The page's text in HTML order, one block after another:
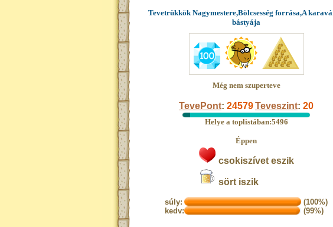
Tevetrükkök Nagymestere,Bölcsesség forrása,A
bástyája
Még nem szuperteve
TevePont: 24579Teveszint: 20
Helye a toplistában:5496
Éppen
csokiszívet eszik
sört iszik
súly:
(100%)
kedv:
(99%)